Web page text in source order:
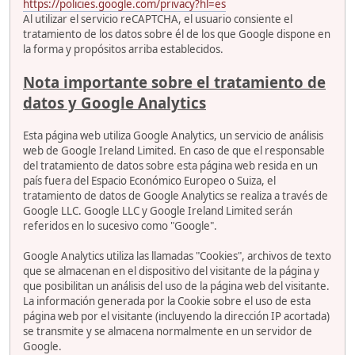
https://policies.google.com/privacy?hl=es
Al utilizar el servicio reCAPTCHA, el usuario consiente el
tratamiento de los datos sobre él de los que Google dispone en
la forma y propósitos arriba establecidos.
Nota importante sobre el tratamiento de
datos y Google Analytics
Esta página web utiliza Google Analytics, un servicio de análisis
web de Google Ireland Limited. En caso de que el responsable
del tratamiento de datos sobre esta página web resida en un
país fuera del Espacio Económico Europeo o Suiza, el
tratamiento de datos de Google Analytics se realiza a través de
Google LLC. Google LLC y Google Ireland Limited serán
referidos en lo sucesivo como "Google".
Google Analytics utiliza las llamadas "Cookies", archivos de texto
que se almacenan en el dispositivo del visitante de la página y
que posibilitan un análisis del uso de la página web del visitante.
La información generada por la Cookie sobre el uso de esta
página web por el visitante (incluyendo la dirección IP acortada)
se transmite y se almacena normalmente en un servidor de
Google.